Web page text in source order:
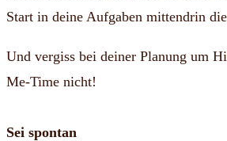
Start in deine Aufgaben mittendrin
Und vergiss bei deiner Planung um
Me-Time nicht!
Sei spontan